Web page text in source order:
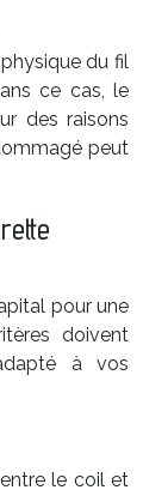
du fil
ce cas, le
des raisons
peut
pour une
doivent
à vos
le coil et